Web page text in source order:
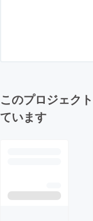
このプロジェク
ています